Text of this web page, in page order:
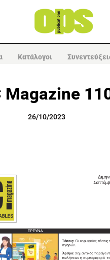
Κατάλογοι
Magazine
26/10/2023